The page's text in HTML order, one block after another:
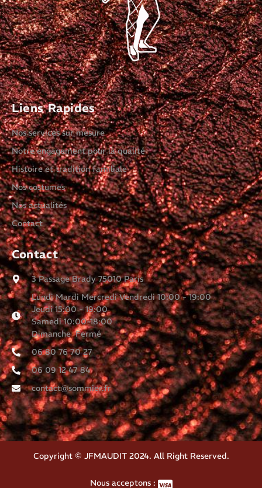
Liens Rapides
Nos services sur mesure
Notre engagement pour la qualité
Histoire et tradition familiale
Nos costumes
Nos actualités
Contact
Contact
3 Passage Brady 75010 Paris
Lundi Mardi Mercredi Vendredi 10:00 - 19:00
Jeudi 15:00 - 19:00
Samedi 10:00-18:00
Dimanche Fermé
06 80 76 70 27
06 09 12 47 84
contact@sommier.fr
Copyright © JFMAUDIT 2024. All Right Reserved.
Nous acceptons :